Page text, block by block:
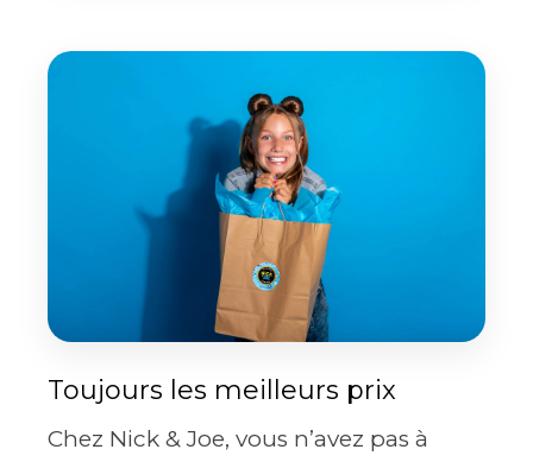
Toujours les meilleurs prix
Chez Nick & Joe, vous n’avez pas à